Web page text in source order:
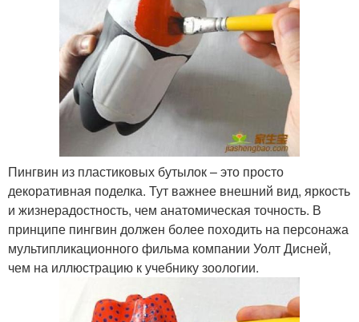
Пингвин из пластиковых бутылок – это просто
декоративная поделка. Тут важнее внешний вид, яркость
и жизнерадостность, чем анатомическая точность. В
принципе пингвин должен более походить на персонажа
мультипликационного фильма компании Уолт Дисней,
чем на иллюстрацию к учебнику зоологии.